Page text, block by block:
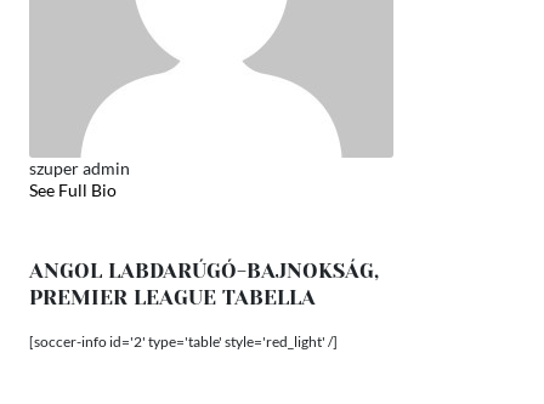
szuper admin
See Full Bio
ANGOL LABDARÚGÓ-BAJNOKSÁG,
PREMIER LEAGUE TABELLA
[soccer-info id='2' type='table' style='red_light' /]